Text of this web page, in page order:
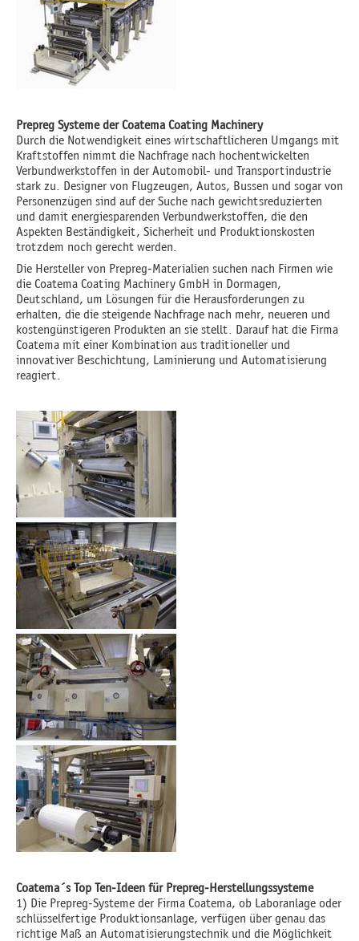
Prepreg Systeme der Coatema Coating Machinery
Durch die Notwendigkeit eines wirtschaftlicheren Umgangs mit
Kraftstoffen nimmt die Nachfrage nach hochentwickelten
Verbundwerkstoffen in der Automobil- und Transportindustrie
stark zu. Designer von Flugzeugen, Autos, Bussen und sogar von
Personenzügen sind auf der Suche nach gewichtsreduzierten
und damit energiesparenden Verbundwerkstoffen, die den
Aspekten Beständigkeit, Sicherheit und Produktionskosten
trotzdem noch gerecht werden.
Die Hersteller von Prepreg-Materialien suchen nach Firmen wie
die Coatema Coating Machinery GmbH in Dormagen,
Deutschland, um Lösungen für die Herausforderungen zu
erhalten, die die steigende Nachfrage nach mehr, neueren und
kostengünstigeren Produkten an sie stellt. Darauf hat die Firma
Coatema mit einer Kombination aus traditioneller und
innovativer Beschichtung, Laminierung und Automatisierung
reagiert.
Coatema´s Top Ten-Ideen für Prepreg-Herstellungssysteme
1) Die Prepreg-Systeme der Firma Coatema, ob Laboranlage oder
schlüsselfertige Produktionsanlage, verfügen über genau das
richtige Maß an Automatisierungstechnik und die Möglichkeit